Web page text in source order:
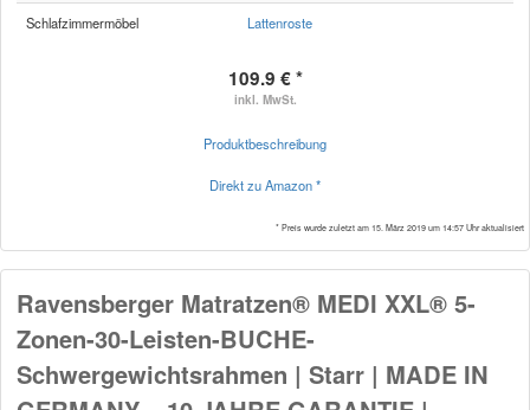
Schlafzimmermöbel Lattenroste
109.9 € *
inkl. MwSt.
Produktbeschreibung
Direkt zu Amazon *
* Preis wurde zuletzt am 15. März 2019 um 14:57 Uhr aktualisiert
Ravensberger Matratzen® MEDI XXL® 5-
Zonen-30-Leisten-BUCHE-
Schwergewichtsrahmen | Starr | MADE IN